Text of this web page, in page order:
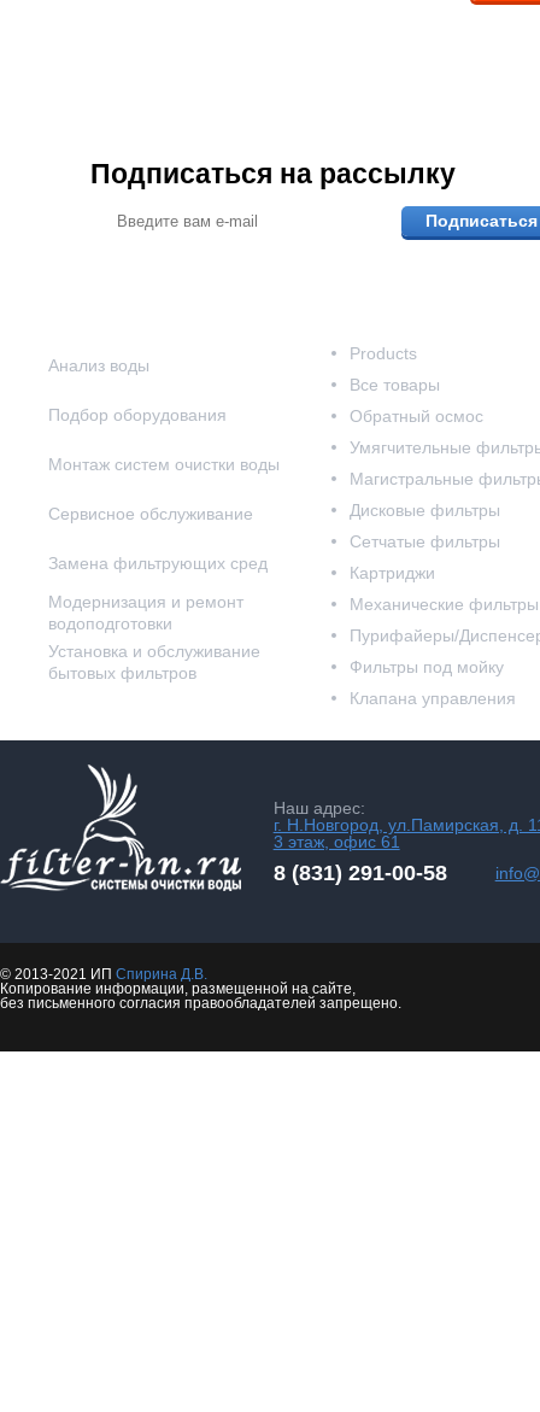
Подписаться на рассылку
Подписаться
Анализ воды
Подбор оборудования
Монтаж систем очистки воды
Сервисное обслуживание
Замена фильтрующих сред
Модернизация и ремонт
водоподготовки
Установка и обслуживание
бытовых фильтров
Products
Все товары
Обратный осмос
Умягчительные
Магистральные
Дисковые фильтры
Сетчатые фильтры
Картриджи
Механические фильтры
Пурифайеры/
Фильтры под мойку
Клапана управления
Наш адрес:
г. Н.Новгород, ул.Памирская, д.
3 этаж, офис 61
8 (831) 291-00-58
© 2013-2021 ИП Спирина Д.В.
Копирование информации, размещенной на сайте,
без письменного согласия правообладателей запрещено.